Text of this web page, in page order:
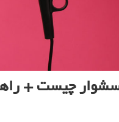
چیست +